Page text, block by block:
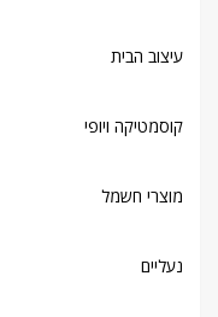
עיצוב הבית
קוסמטיקה ויופי
מוצרי חשמל
נעליים